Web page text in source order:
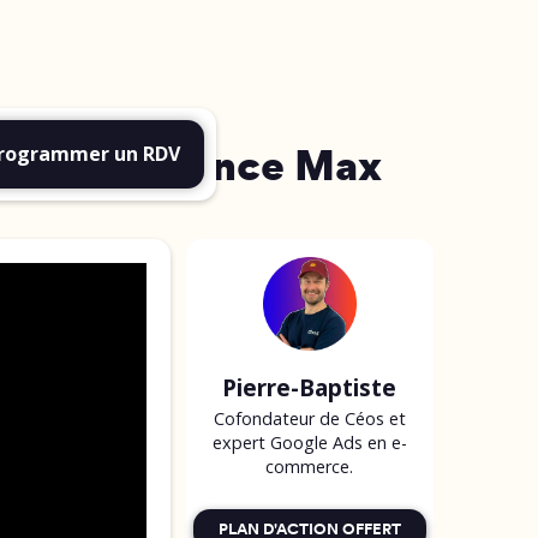
un RDV
Performance Max
Pierre-Baptiste
Cofondateur de Céos et
expert Google Ads en e-
commerce.
PLAN D'ACTION OFFERT